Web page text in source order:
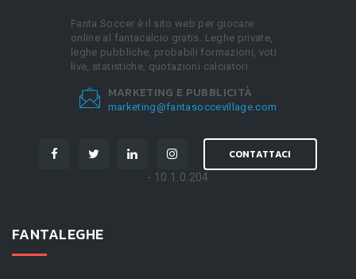
Fanta.Soccer è il sito web per giocare
online al fantacalcio gratis. Leghe private,
leghe pubbliche, probabili formazioni, voti
live, statistiche, quotazioni calciatori.
MARKETING E PUBBLICITÀ
marketing@fantasoccevillage.com
CONTATTACI
- 10.1.0.204
FANTALEGHE